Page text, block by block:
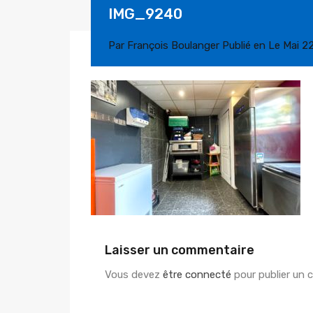
IMG_9240
Par François Boulanger Publié en Le Mai
Laisser un commentaire
Vous devez être connecté pour publier un